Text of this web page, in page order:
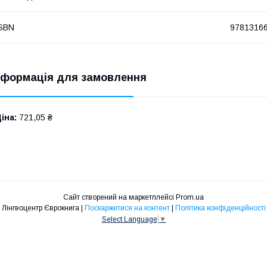
для замовлення
721,05 ₴
Сайт створений на маркетплейсі Prom.ua
Поскаржитися на контент
Політика конфіденційності
Select Language ▼